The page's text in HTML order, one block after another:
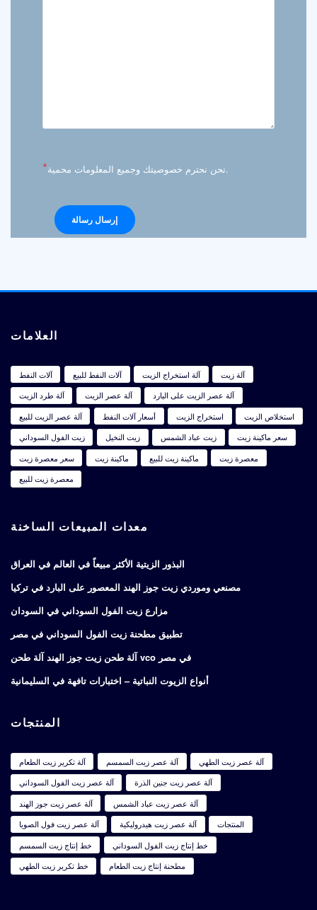
* نحن نحترم خصوصيتك وجميع المعلومات محمية.
العلامات
آلات النفط آلات النفط للبيع آلة استخراج الزيت
آلة زيت
آلة طرد الزيت
آلة عصر الزيت
آلة عصر الزيت على البارد
آلة عصر الزيت للبيع
أسعار آلات النفط استخراج الزيت
استخلاص الزيت
زيت الفول السوداني
زيت النخيل زيت عباد الشمس
سعر ماكينة زيت
سعر معصرة زيت
ماكينة زيت ماكينة زيت للبيع
معصرة زيت
معصرة زيت للبيع
معدات المبيعات الساخنة
البذور الزيتية الأكثر مبيعاً في العالم في العراق
مصنعي وموردي زيت جوز الهند المعصور على البارد في تركيا
مزارع زيت الفول السوداني في السودان
تطبيق مطحنة زيت الفول السوداني في مصر
آلة طحن زيت جوز الهند آلة طحن vco في مصر
أنواع الزيوت النباتية – اختبارات تافهة في السليمانية
المنتجات
آلة تكرير زيت الطعام آلة عصر زيت السمسم
آلة عصر زيت الطهي
آلة عصر زيت الفول السوداني
آلة عصر زيت جنين الذرة
آلة عصر زيت جوز الهند
آلة عصر زيت عباد الشمس
آلة عصر زيت فول الصويا
آلة عصر زيت هيدروليكية
المنتجات
خط إنتاج زيت السمسم
خط إنتاج زيت الفول السوداني
خط تكرير زيت الطهي
مطحنة إنتاج زيت الطعام